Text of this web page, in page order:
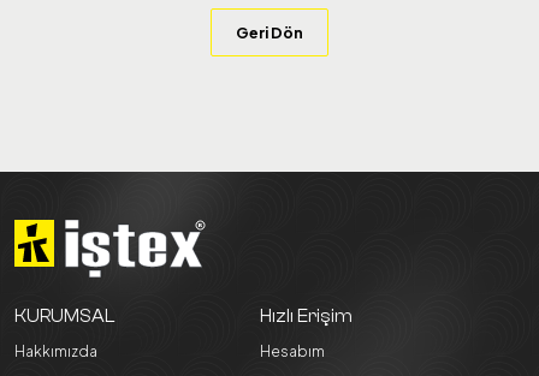
Geri Dön
KURUMSAL
Hakkımızda
Hızlı Erişim
Hesabım